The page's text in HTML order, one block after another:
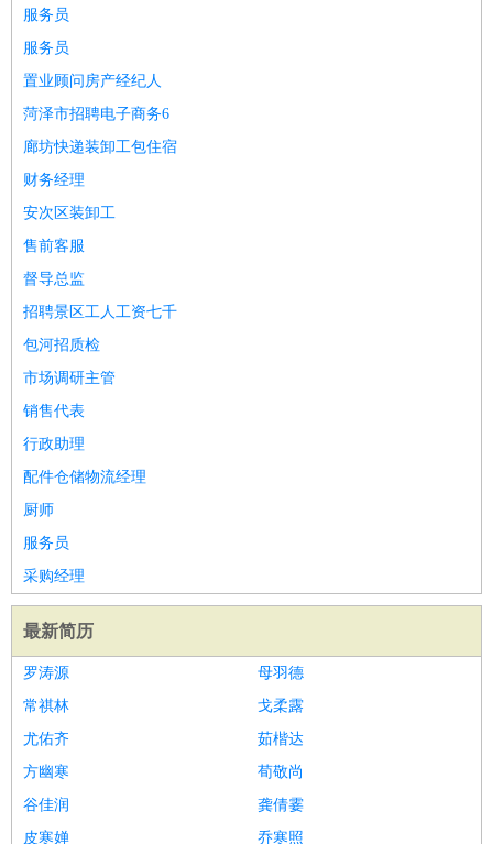
服务员
服务员
置业顾问房产经纪人
菏泽市招聘电子商务6
廊坊快递装卸工包住宿
财务经理
安次区装卸工
售前客服
督导总监
招聘景区工人工资七千
包河招质检
市场调研主管
销售代表
行政助理
配件仓储物流经理
厨师
服务员
采购经理
最新简历
罗涛源
母羽德
常祺林
戈柔露
尤佑齐
茹楷达
方幽寒
荀敬尚
谷佳润
龚倩霎
皮寒婵
乔寒照